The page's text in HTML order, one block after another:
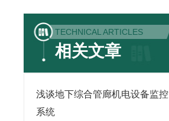
TECHNICAL ARTICLES
相关文章
浅谈地下综合管廊机电设备监控
系统